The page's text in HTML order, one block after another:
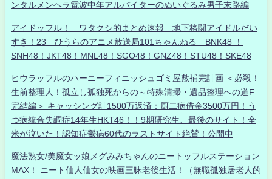
ンタルメンヘラ電波中年アルバイターのぬいぐるみ男子末路編
アイドッフル！ ワタクシ的まとめ速報 地下格闘アイドルだい
すき！23 ひうらのアニメ放送局101ちゃんねる BNK48 ！
SNH48！JKT48！MNL48！SGO48！GNZ48！STU48！SKE48
ヒウラッフルのハーニーフィニッシュゴミ屋敷補完計画 ＜必殺！
生前整理人！孤立し孤独死からの～特殊清掃・遺品整理への道F
完結編＞ キャッシング計1500万返済：厨二病借金3500万円！う
つ病統合失調症14年生HKT46！！9期研究生、最後のサイト！全
米が泣いた！認知症鬱病60代のラストサイト絶賛！公開中
魔法熟女/美魔女ッ娘メグみみちゃんのニートッフルステーション
MAX！ ニート仙人仙女の映画三昧老後生活！（無職孤独居老人的